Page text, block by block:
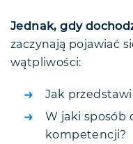
raczej jego
Całkowity
FAQ
Jednak, gdy
zaczynają pojawiać
wątpliwości:
Jak
W jaki sposób
kompetencji?